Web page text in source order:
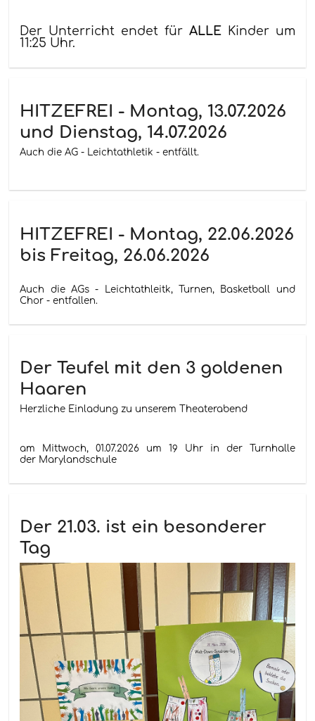
Der Unterricht endet für ALLE Kinder um
11:25 Uhr.
HITZEFREI - Montag, 13.07.2026
und Dienstag, 14.07.2026
Auch die AG - Leichtathletik - entfällt.
HITZEFREI - Montag, 22.06.2026
bis Freitag, 26.06.2026
Auch die AGs - Leichtathleitk, Turnen, Basketball und
Chor - entfallen.
Der Teufel mit den 3 goldenen
Haaren
Herzliche Einladung zu unserem Theaterabend
am Mittwoch, 01.07.2026 um 19 Uhr in der Turnhalle
der Marylandschule
Der 21.03. ist ein besonderer
Tag